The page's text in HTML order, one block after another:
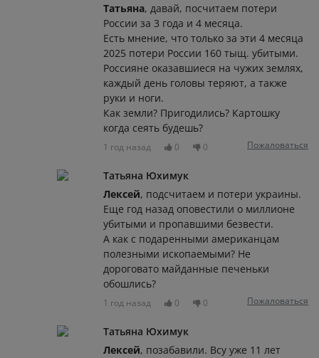
Татьяна, давай, посчитаем потери
России за 3 года и 4 месяца.
Есть мнение, что только за эти 4 месяца
2025 потери России 160 тыщ. убитыми.
Россияне оказавшиеся на чужих землях,
каждый день головы теряют, а также
руки и ноги.
Как земли? Пригодились? Картошку
когда сеять будешь?
1 год назад 0 0 Пожаловаться
Татьяна Юхимук
Лексей, подсчитаем и потери украины.
Еще год назад оповестили о миллионе
убитыми и пропавшими безвести.
А как с подаренными американцам
полезными ископаемыми? Не
дороговато майданные печеньки
обошлись?
1 год назад 0 0 Пожаловаться
Татьяна Юхимук
Лексей, позабавили. Всу уже 11 лет